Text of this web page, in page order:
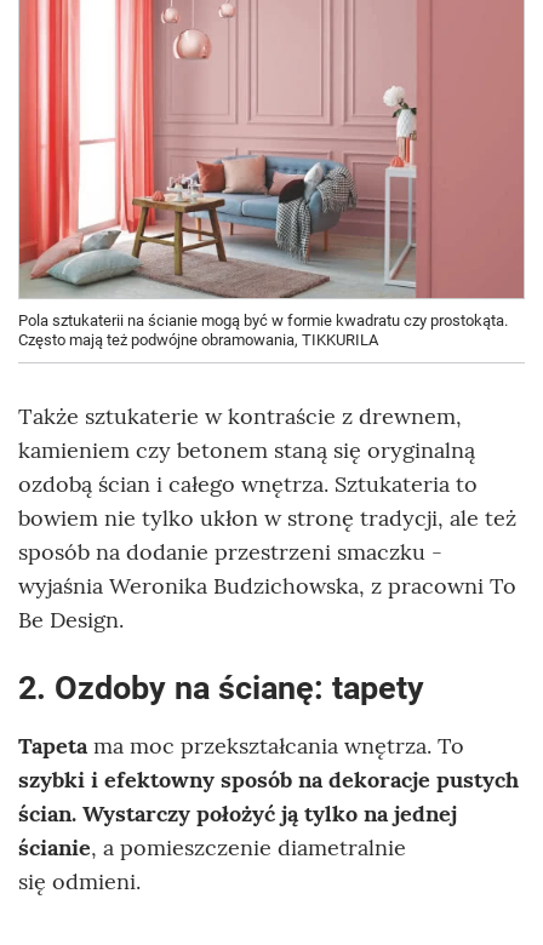
Pola sztukaterii na ścianie mogą być w formie kwadratu czy prostokąta.
Często mają też podwójne obramowania, TIKKURILA
Także sztukaterie w kontraście z drewnem,
kamieniem czy betonem staną się oryginalną
ozdobą ścian i całego wnętrza. Sztukateria to
bowiem nie tylko ukłon w stronę tradycji, ale też
sposób na dodanie przestrzeni smaczku -
wyjaśnia Weronika Budzichowska, z pracowni To
Be Design.
2. Ozdoby na ścianę: tapety
Tapetama moc przekształcania wnętrza. To
szybki i efektowny sposób na dekoracje pustych
ścian. Wystarczy położyć ją tylko na jednej
ścianie, a pomieszczenie diametralnie
się odmieni.